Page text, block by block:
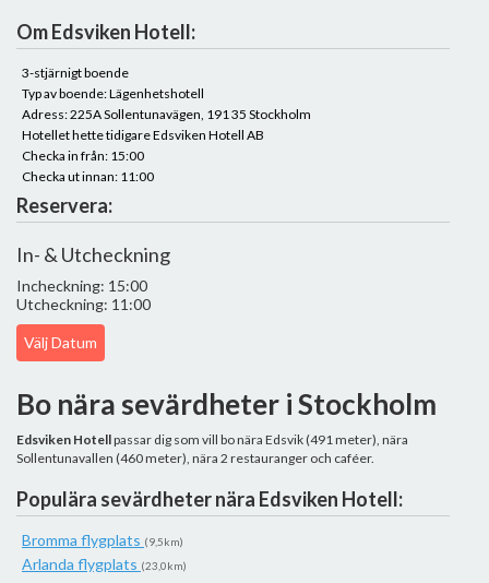
Om Edsviken Hotell:
3-stjärnigt boende
Typ av boende: Lägenhetshotell
Adress: 225A Sollentunavägen, 191 35 Stockholm
Hotellet hette tidigare Edsviken Hotell AB
Checka in från: 15:00
Checka ut innan: 11:00
Reservera:
In- & Utcheckning
Incheckning: 15:00
Utcheckning: 11:00
Välj Datum
Bo nära sevärdheter i Stockholm
Edsviken Hotellpassar dig som vill bo nära Edsvik (491 meter), nära
Sollentunavallen (460 meter), nära 2 restauranger och caféer.
Populära sevärdheter nära Edsviken Hotell:
Bromma flygplats (9,5km)
Arlanda flygplats (23,0km)